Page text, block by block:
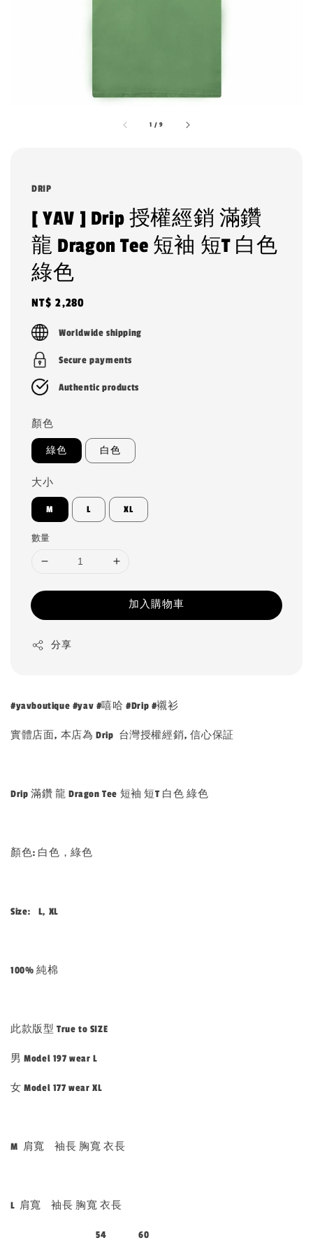
1 /9
DRIP
[ YAV ] Drip 授權經銷 滿鑽
龍 Dragon Tee 短袖 短T 白色
綠色
Regular
price
NT$ 2,280
Worldwide shipping
Secure payments
Authentic products
顏色
綠色 白色
大小
M L XL
數量
加入購物車
分享
#yavboutique #yav #嘻哈 #Drip #襯衫
實體店面, 本店為 Drip 台灣授權經銷, 信心保証
Drip 滿鑽 龍 Dragon Tee 短袖 短T 白色 綠色
顏色: 白色，綠色
Size: L, XL
100% 純棉
此款版型 True to SIZE
男 Model 197 wear L
女 Model 177 wear XL
M 肩寬 袖長 胸寬 衣長
L 肩寬 袖長 胸寬 衣長
54 60